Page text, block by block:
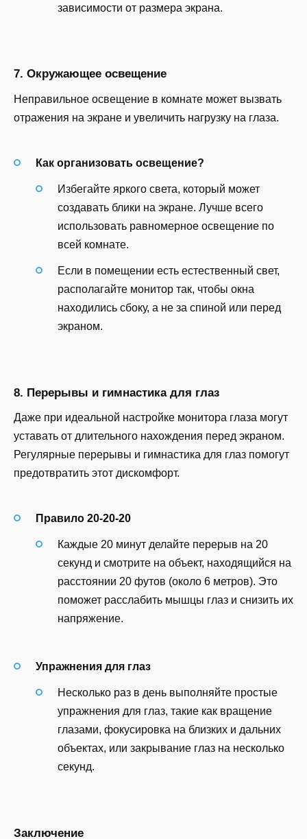
зависимости от размера экрана.
7. Окружающее освещение
Неправильное освещение в комнате может вызвать
отражения на экране и увеличить нагрузку на глаза.
Как организовать освещение?
Избегайте яркого света, который может
создавать блики на экране. Лучше всего
использовать равномерное освещение по
всей комнате.
Если в помещении есть естественный свет,
располагайте монитор так, чтобы окна
находились сбоку, а не за спиной или перед
экраном.
8. Перерывы и гимнастика для глаз
Даже при идеальной настройке монитора глаза могут
уставать от длительного нахождения перед экраном.
Регулярные перерывы и гимнастика для глаз помогут
предотвратить этот дискомфорт.
Правило 20-20-20
Каждые 20 минут делайте перерыв на 20
секунд и смотрите на объект, находящийся на
расстоянии 20 футов (около 6 метров). Это
поможет расслабить мышцы глаз и снизить их
напряжение.
Упражнения для глаз
Несколько раз в день выполняйте простые
упражнения для глаз, такие как вращение
глазами, фокусировка на близких и дальних
объектах, или закрывание глаз на несколько
секунд.
Заключение